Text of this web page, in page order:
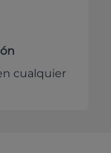
cualquier